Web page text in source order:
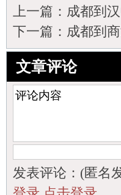
上一篇： 成都到
下一篇： 成都到
文章评论
发表评论：(匿名